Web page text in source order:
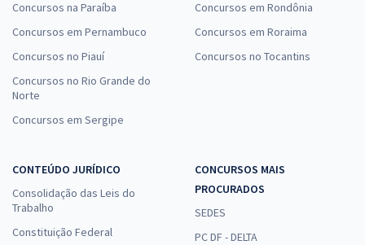
Concursos na Paraíba
Concursos em Pernambuco
Concursos no Piauí
Concursos no Rio Grande do
Norte
Concursos em Sergipe
Concursos em Rondônia
Concursos em Roraima
Concursos no Tocantins
CONTEÚDO JURÍDICO
Consolidação das Leis do
Trabalho
Constituição Federal
CONCURSOS MAIS
PROCURADOS
SEDES
PC DF - DELTA